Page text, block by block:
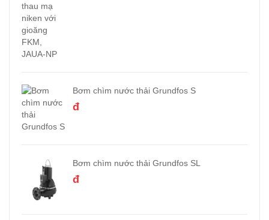
Bơm chìm nước thải Grundfos S
đ
Bơm chìm nước thải Grundfos SL
đ